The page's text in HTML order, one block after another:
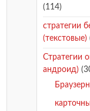
(114)
стратегии
(текстовые)
Стратегии
андроид)